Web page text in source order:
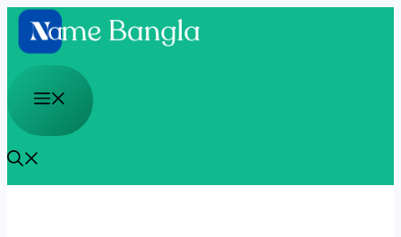
Skip
to
content
Menu